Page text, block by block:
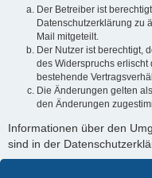
Der Betreiber ist
Datenschutzerklärung zu
Mail mitgeteilt.
Der Nutzer ist berechtigt,
des Widerspruchs
bestehende
Die Änderungen gelten
den Änderungen
Informationen über den
sind in der